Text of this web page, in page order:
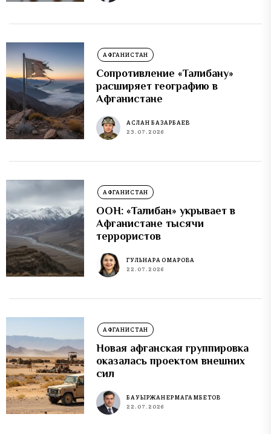
АФГАНИСТАН
Сопротивление «Талибану»
расширяет географию в
Афганистане
АСЛАН БАЗАРБАЕВ
23.07.2026
АФГАНИСТАН
ООН: «Талибан» укрывает в
Афганистане тысячи
террористов
ГУЛЬНАРА ОМАРОВА
22.07.2026
АФГАНИСТАН
Новая афганская группировка
оказалась проектом внешних
сил
БАУЫРЖАН ЕРМАГАМБЕТОВ
22.07.2026